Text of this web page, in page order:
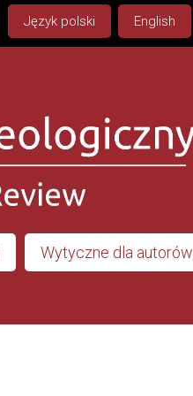
Język polski English
Wytyczne dla autorów